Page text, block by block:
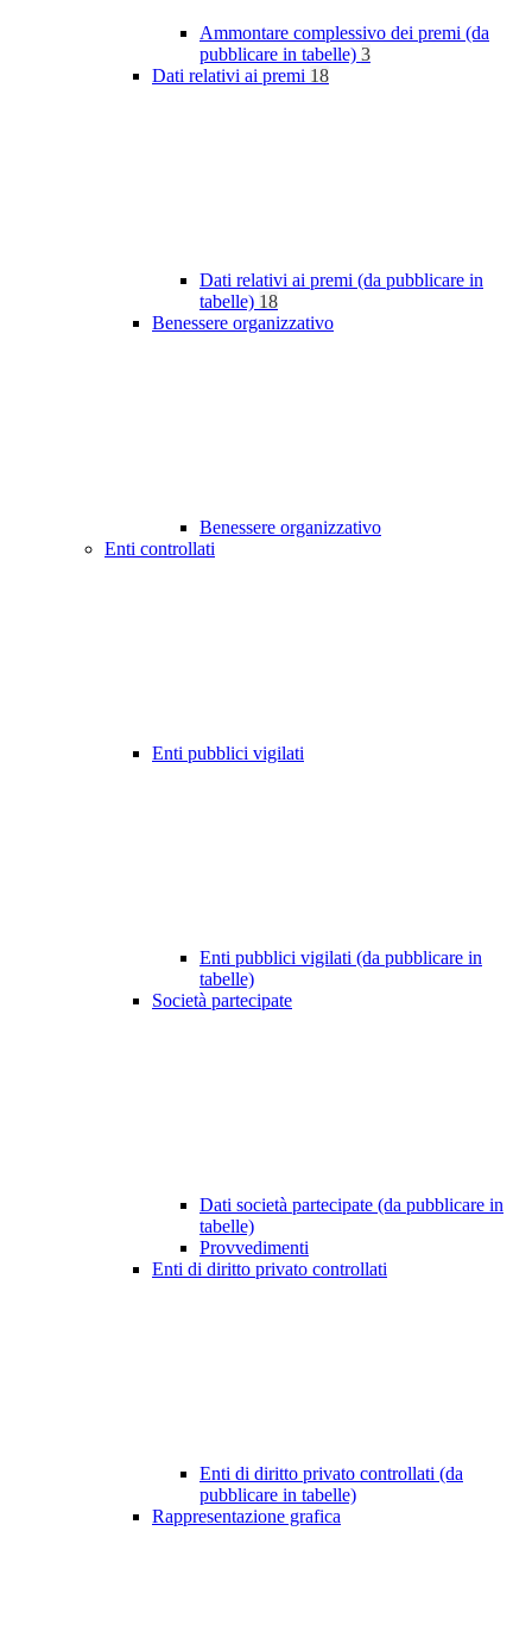
Ammontare complessivo dei premi (da
pubblicare in tabelle) 3
Dati relativi ai premi 18
Dati relativi ai premi (da pubblicare in
tabelle) 18
Benessere organizzativo
Benessere organizzativo
Enti controllati
Enti pubblici vigilati
Enti pubblici vigilati (da pubblicare in
tabelle)
Società partecipate
Dati società partecipate (da pubblicare in
tabelle)
Provvedimenti
Enti di diritto privato controllati
Enti di diritto privato controllati (da
pubblicare in tabelle)
Rappresentazione grafica